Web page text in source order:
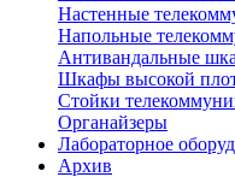
Настенные
Напольные
Антивандальные
Шкафы высокой
Стойки
Органайзеры
Лабораторное
Архив